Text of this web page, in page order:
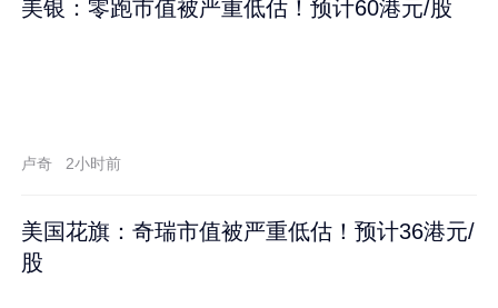
美银：零跑市值被严重低估！预计60港元/股
卢奇 2小时前
美国花旗：奇瑞市值被严重低估！预计36港元/
股